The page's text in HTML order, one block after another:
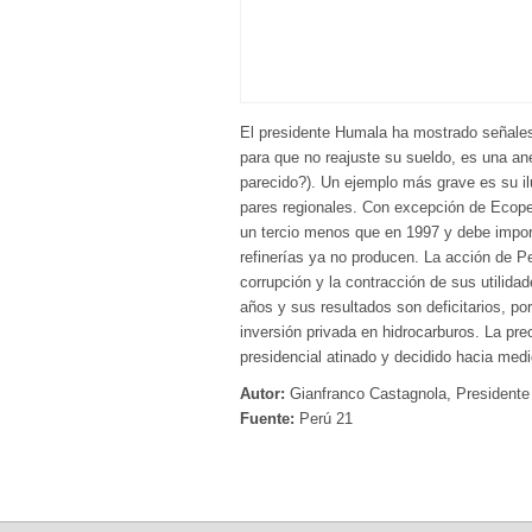
El presidente Humala ha mostrado
para que no reajuste su sueldo, es una
parecido?). Un ejemplo más grave es su
pares regionales. Con excepción de
un tercio menos que en 1997 y debe
refinerías ya no producen. La acción de
corrupción y la contracción de sus
años y sus resultados son deficitarios,
inversión privada en hidrocarburos. La
presidencial atinado y decidido hacia
Autor: Gianfranco Castagnola,
Fuente: Perú 21